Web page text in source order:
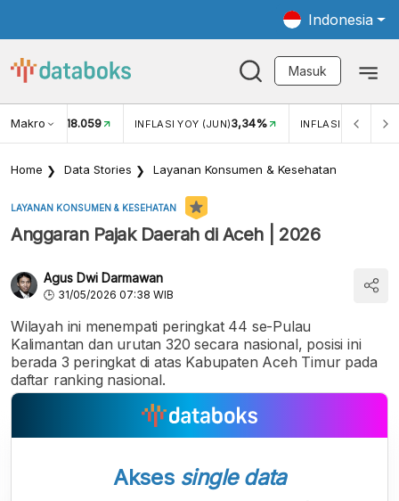
Indonesia
Masuk
Makro
USD/IDR 18.059 INFLASI YOY (JUN)3,34% INFLASI MOM
Home Data Stories Layanan Konsumen & Kesehatan
LAYANAN KONSUMEN & KESEHATAN
Anggaran Pajak Daerah di Aceh | 2026
Agus Dwi Darmawan
31/05/2026 07:38 WIB
Wilayah ini menempati peringkat 44 se-Pulau
Kalimantan dan urutan 320 secara nasional, posisi ini
berada 3 peringkat di atas Kabupaten Aceh Timur pada
daftar ranking nasional.
Akses single data